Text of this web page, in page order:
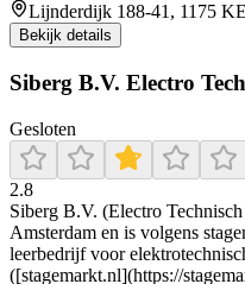
Lijnderdijk 188-41, 1175
Bekijk details
Siberg B.V. Electro
Gesloten
2.8
Siberg B.V. (Electro
Amsterdam en is volgens
leerbedrijf voor
([stagemarkt.nl](https://